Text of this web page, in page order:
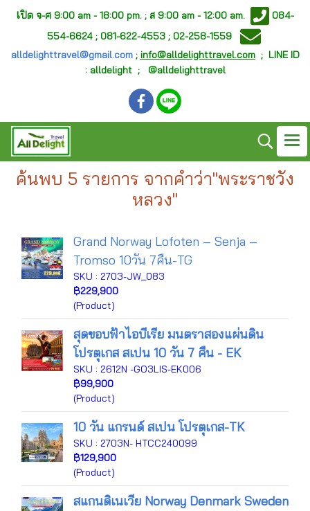
เปิด จ-ศ 9:00 am - 18:00 pm. ; ส 9:00 am - 12:00 am.
084-
554-6624 ; 081-622-4553 ; 02-258-1559
alldelighttravel@gmail.com; info@alldelighttravel.com; LINE ID
: alldelight ; @alldelighttravel
ค้นพบ 5 รายการ จากคำว่า"พระราชวัง
หลวง"
Grand Norway Lofoten – Senja –
Tromso 10วัน 7คืน-TG
SKU : 2703-JW_083
฿229,900
(Product)
สุดขอบฟ้าไอบีเรีย มนตราสองแผ่นดิน
โปรตุเกส สเปน 10 วัน 7 คืน - EK
SKU : 2612N -GO3LIS-EK006
฿99,900
(Product)
10 วัน แกรนด์ สเปน โปรตุเกส-TK
SKU : 2703N- HTCC240099
฿129,900
(Product)
สแกนดิเนเวีย Norway Denmark Sweden